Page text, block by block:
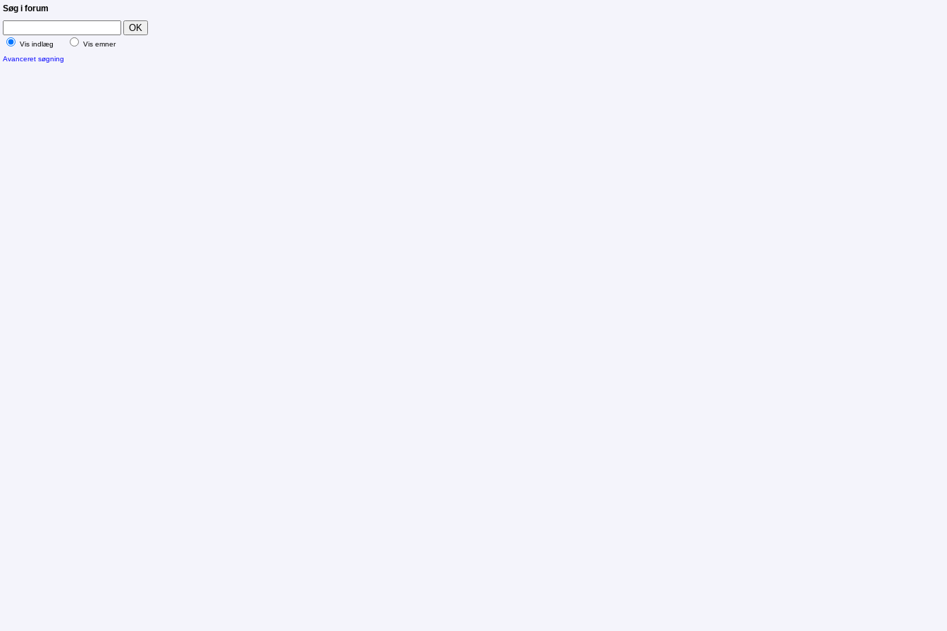
Søg i forum
Vis indlæg
Vis emner
Avanceret søgning